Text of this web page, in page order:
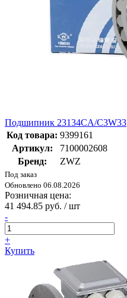
Подшипник 23134CA/C3W33
Код товара: 9399161
Артикул:
7100002608
Бренд:
ZWZ
Под заказ
Обновлено 06.08.2026
Розничная цена:
41 494.85 руб. / шт
-
+
Купить